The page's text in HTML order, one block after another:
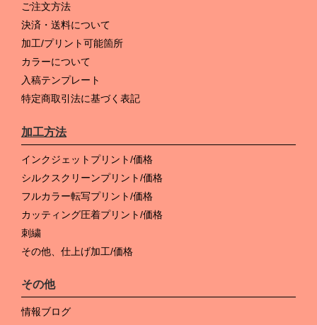
ご注文方法
決済・送料について
加工/プリント可能箇所
カラーについて
入稿テンプレート
特定商取引法に基づく表記
加工方法
インクジェットプリント/価格
シルクスクリーンプリント/価格
フルカラー転写プリント/価格
カッティング圧着プリント/価格
刺繍
その他、仕上げ加工/価格
その他
情報ブログ